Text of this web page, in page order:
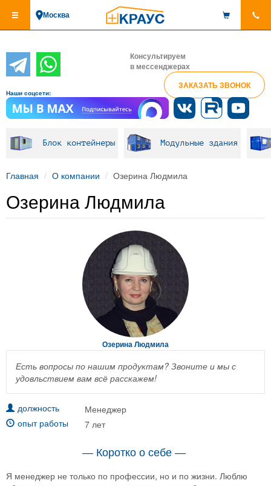
основному
Москва
Консультируем
в мессенджерах
ЗАКАЗАТЬ ЗВОНОК
Наши соцсети:
Блок контейнеры Модульные здания
Главная О компании Озерина Людмила
Озерина Людмила
Озерина Людмила
Есть вопросы по нашим продуктам? Звоните и мы с
удовльствием вам всё расскажем!
должность Менеджер
опыт работы 7 лет
— Коротко о себе —
Я менеджер не только по профессии, но и по жизни. Люблю